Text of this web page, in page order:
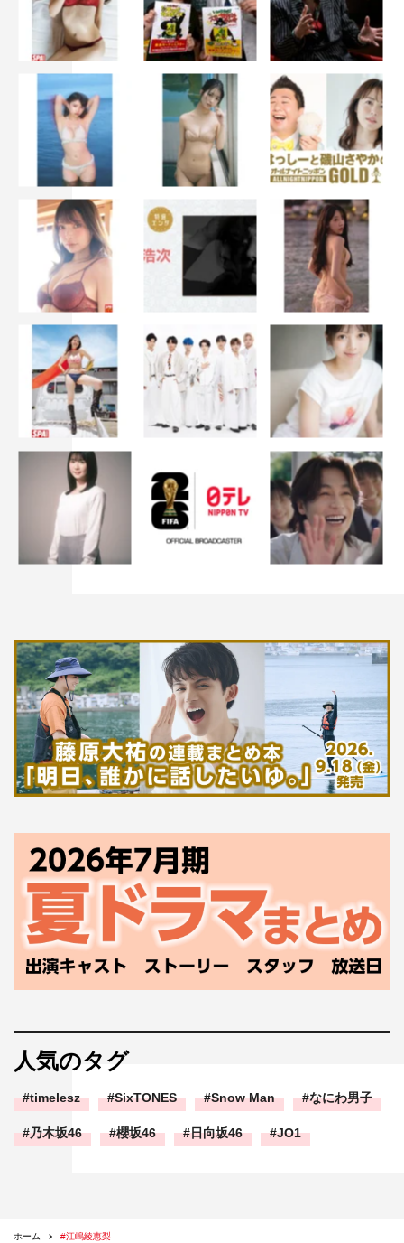
人気のタグ
timelesz SixTONES Snow Man なにわ男子
乃木坂46 櫻坂46 日向坂46 JO1
ホーム #江嶋綾恵梨